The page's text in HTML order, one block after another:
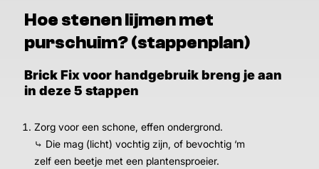
Hoe stenen lijmen met
purschuim? (stappenplan)
Brick Fix voor handgebruik breng je aan
in deze 5 stappen
Zorg voor een schone, effen ondergrond.
⤷ Die mag (licht) vochtig zijn, of bevochtig ‘m
zelf een beetje met een plantensproeier.